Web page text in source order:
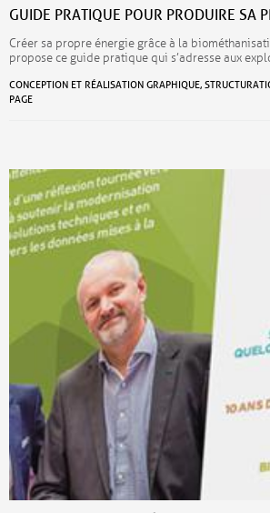
GUIDE PRATIQUE POUR PRODUIRE SA
Créer sa propre énergie grâce à la
propose ce guide pratique qui s’adresse aux
CONCEPTION ET RÉALISATION GRAPHIQUE,
PAGE